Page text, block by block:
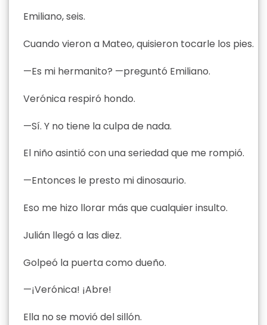
Emiliano, seis.
Cuando vieron a Mateo, quisieron tocarle los pies.
—Es mi hermanito? —preguntó Emiliano.
Verónica respiró hondo.
—Sí. Y no tiene la culpa de nada.
El niño asintió con una seriedad que me rompió.
—Entonces le presto mi dinosaurio.
Eso me hizo llorar más que cualquier insulto.
Julián llegó a las diez.
Golpeó la puerta como dueño.
—¡Verónica! ¡Abre!
Ella no se movió del sillón.